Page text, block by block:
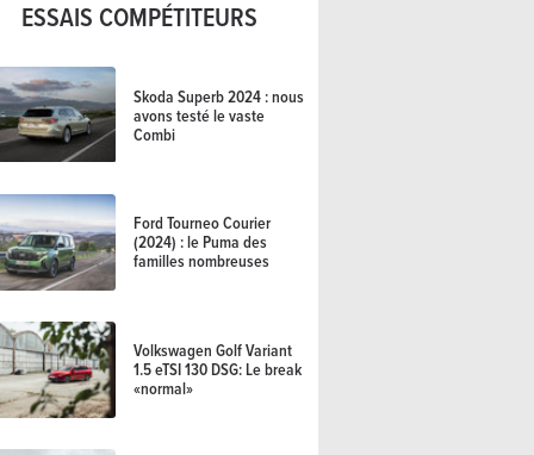
ESSAIS COMPÉTITEURS
Skoda Superb 2024 : nous
avons testé le vaste
Combi
Ford Tourneo Courier
(2024) : le Puma des
familles nombreuses
Volkswagen Golf Variant
1.5 eTSI 130 DSG: Le break
«normal»